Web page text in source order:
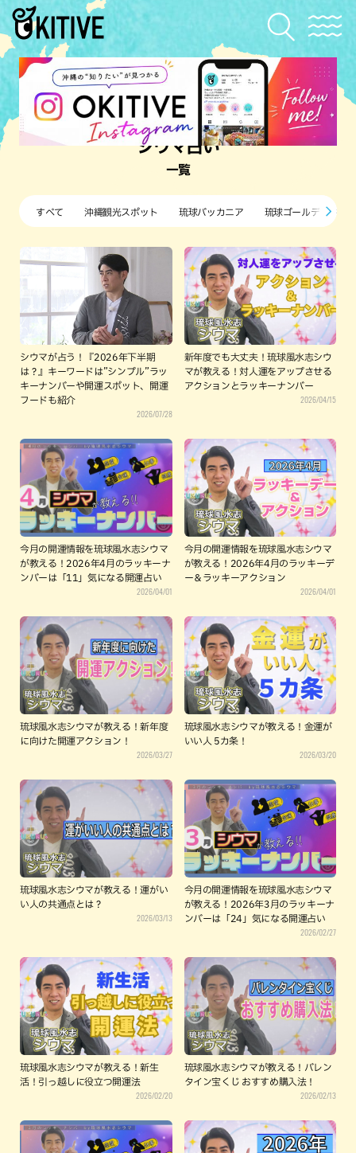
シウマ占い
一覧
すべて 沖縄観光スポット 琉球バッカニア 琉球ゴールデンキン
シウマが占う！『2026年下半期
は？』キーワードは”シンプル”ラッ
キーナンバーや開運スポット、開運
フードも紹介
2026/07/28
新年度でも大丈夫！琉球風水志シウ
マが教える！対人運をアップさせる
アクションとラッキーナンバー
2026/04/15
今月の開運情報を琉球風水志シウマ
が教える！2026年4月のラッキーナ
ンバーは「11」気になる開運占い
2026/04/01
今月の開運情報を琉球風水志シウマ
が教える！2026年4月のラッキーデ
ー＆ラッキーアクション
2026/04/01
琉球風水志シウマが教える！新年度
に向けた開運アクション！
2026/03/27
琉球風水志シウマが教える！金運が
いい人 5カ条！
2026/03/20
琉球風水志シウマが教える！運がい
い人の共通点とは？
2026/03/13
今月の開運情報を琉球風水志シウマ
が教える！2026年3月のラッキーナ
ンバーは「24」気になる開運占い
2026/02/27
琉球風水志シウマが教える！新生
活！引っ越しに役立つ開運法
2026/02/20
琉球風水志シウマが教える！バレン
タイン宝くじ おすすめ購入法！
2026/02/13